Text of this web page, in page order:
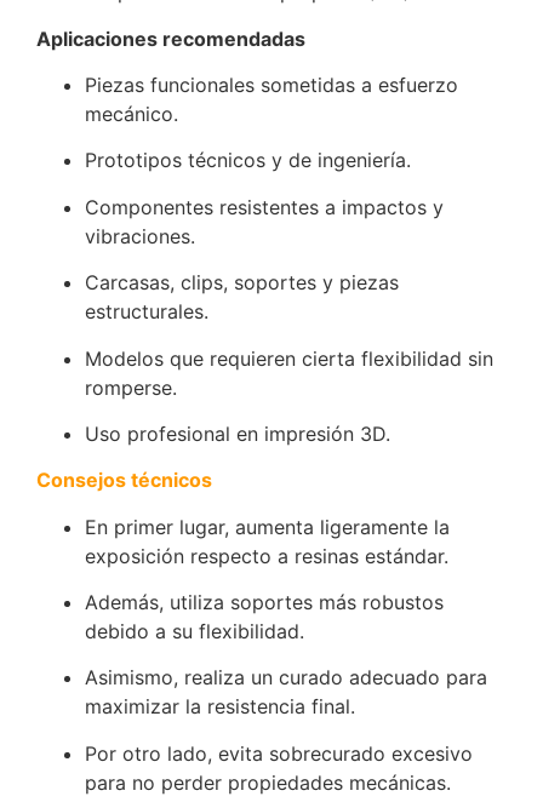
Aplicaciones recomendadas
Piezas funcionales sometidas a esfuerzo
mecánico.
Prototipos técnicos y de ingeniería.
Componentes resistentes a impactos y
vibraciones.
Carcasas, clips, soportes y piezas
estructurales.
Modelos que requieren cierta flexibilidad sin
romperse.
Uso profesional en impresión 3D.
Consejos técnicos
En primer lugar, aumenta ligeramente la
exposición respecto a resinas estándar.
Además, utiliza soportes más robustos
debido a su flexibilidad.
Asimismo, realiza un curado adecuado para
maximizar la resistencia final.
Por otro lado, evita sobrecurado excesivo
para no perder propiedades mecánicas.